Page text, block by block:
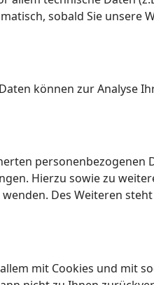
sobald Sie unsere
können zur Analyse
personenbezogenen
Hierzu sowie zu
Des Weiteren
mit Cookies und mit